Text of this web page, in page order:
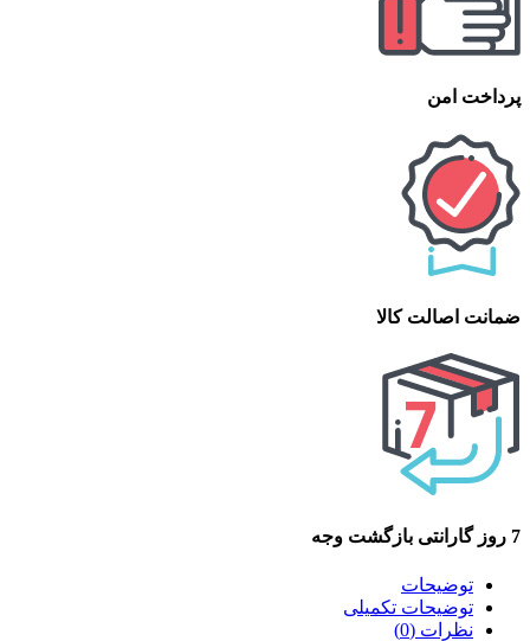
پرداخت امن
ضمانت اصالت کالا
7 روز گارانتی بازگشت وجه
توضیحات
توضیحات تکمیلی
نظرات (0)